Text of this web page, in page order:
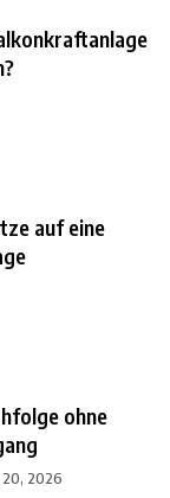
auf eine
ohne
20, 2026